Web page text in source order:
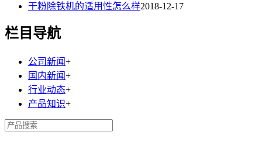
干粉除铁机的适用性怎么样2018-12-17
栏目导航
公司新闻+
国内新闻+
行业动态+
产品知识+